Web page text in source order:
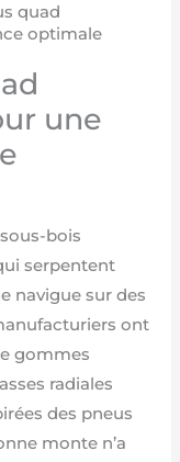
quad
optimale
une
bois
serpentent
navigue sur des
ont
gommes
radiales
des pneus
monte n’a